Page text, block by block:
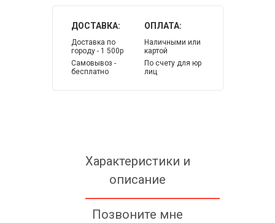
ДОСТАВКА:
Доставка по
городу - 1 500р
Самовывоз -
бесплатно
ОПЛАТА:
Наличными или
картой
По счету для юр
лиц
Характеристики и
описание
Позвоните мне